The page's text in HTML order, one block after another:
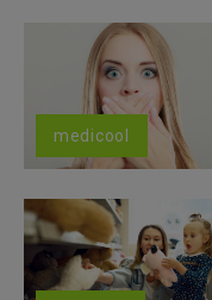
medicool